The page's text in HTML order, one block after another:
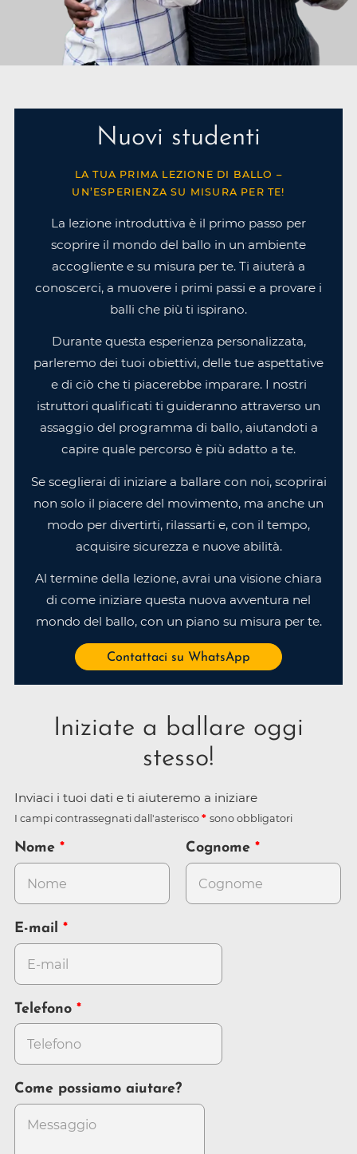
Nuovi studenti
LA TUA PRIMA LEZIONE DI BALLO –
UN’ESPERIENZA SU MISURA PER TE!
La lezione introduttiva è il primo passo per
scoprire il mondo del ballo in un ambiente
accogliente e su misura per te. Ti aiuterà a
conoscerci, a muovere i primi passi e a provare i
balli che più ti ispirano.
Durante questa esperienza personalizzata,
parleremo dei tuoi obiettivi, delle tue aspettative
e di ciò che ti piacerebbe imparare. I nostri
istruttori qualificati ti guideranno attraverso un
assaggio del programma di ballo, aiutandoti a
capire quale percorso è più adatto a te.
Se sceglierai di iniziare a ballare con noi, scoprirai
non solo il piacere del movimento, ma anche un
modo per divertirti, rilassarti e, con il tempo,
acquisire sicurezza e nuove abilità.
Al termine della lezione, avrai una visione chiara
di come iniziare questa nuova avventura nel
mondo del ballo, con un piano su misura per te.
Contattaci su WhatsApp
Iniziate a ballare oggi
stesso!
Inviaci i tuoi dati e ti aiuteremo a iniziare
I campi contrassegnati dall'asterisco sono obbligatori
Nome Cognome
E-mail
Telefono
Come possiamo aiutare?